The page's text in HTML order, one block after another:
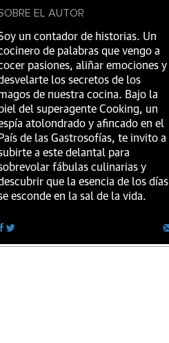
EL AUTOR
un contador de historias. Un
de palabras que vengo a
pasiones, aliñar emociones y
los secretos de los
de nuestra cocina. Bajo la
del superagente Cooking, un
atolondrado y afincado en el
País de las Gastrosofías, te invito a
a este delantal para
fábulas culinarias y
que la esencia de los días
esconde en la sal de la vida.